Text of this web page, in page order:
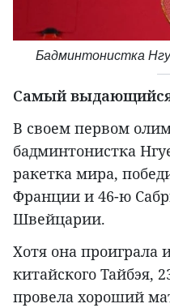
Бадминтонистка
Самый
В своем первом
бадминтонистка
ракетка мира,
Франции и 46-ю
Швейцарии.
Хотя она проиграла
китайского Тайбэя,
провела хороший